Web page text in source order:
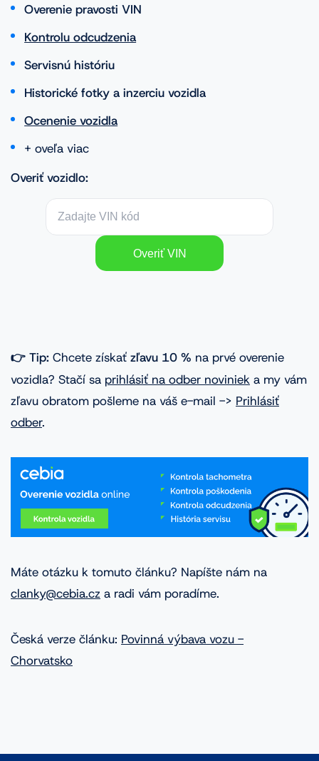
Overenie pravosti VIN
Kontrolu odcudzenia
Servisnú históriu
Historické fotky a inzerciu vozidla
Ocenenie vozidla
+ oveľa viac
Overiť vozidlo:
👉 Tip: Chcete získať zľavu 10 % na prvé overenie
vozidla? Stačí sa prihlásiť na odber noviniek a my vám
zľavu obratom pošleme na váš e-mail -> Prihlásiť
odber.
Máte otázku k tomuto článku? Napíšte nám na
clanky@cebia.cz a radi vám poradíme.
Česká verze článku: Povinná výbava vozu -
Chorvatsko